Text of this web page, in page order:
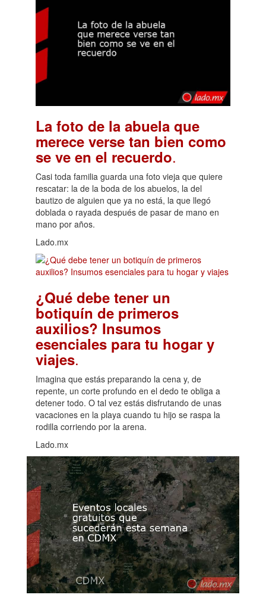
La foto de la abuela que
merece verse tan bien como
se ve en el recuerdo.
Casi toda familia guarda una foto vieja que quiere
rescatar: la de la boda de los abuelos, la del
bautizo de alguien que ya no está, la que llegó
doblada o rayada después de pasar de mano en
mano por años.
Lado.mx
¿Qué debe tener un
botiquín de primeros
auxilios? Insumos
esenciales para tu hogar y
viajes.
Imagina que estás preparando la cena y, de
repente, un corte profundo en el dedo te obliga a
detener todo. O tal vez estás disfrutando de unas
vacaciones en la playa cuando tu hijo se raspa la
rodilla corriendo por la arena.
Lado.mx